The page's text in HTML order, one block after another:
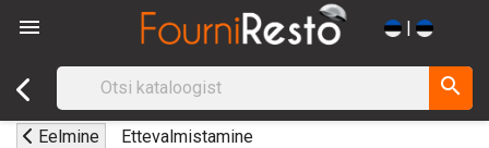
 |
search
Eelmine Ettevalmistamine